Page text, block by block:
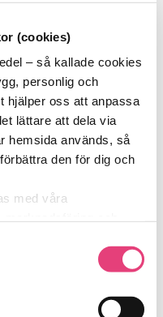
(cookies)
– så kallade cookies
personlig och
hjälper oss att anpassa
lättare att dela via
hemsida används, så
den för dig och
med våra
dem tidigare, eller
känna dig trygg –
tid tar det egentligen?
om jag använder
påverka framtiden!